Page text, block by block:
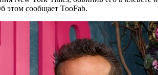
этом сообщает TooFab.